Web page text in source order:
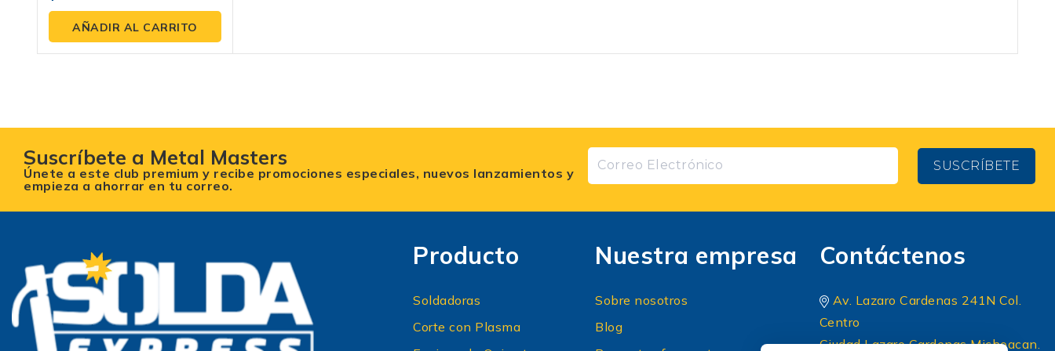
fuera
5
AÑADIR AL CARRITO
Suscríbete a Metal Masters
Únete a este club premium y recibe promociones especiales, nuevos lanzamientos y
empieza a ahorrar en tu correo.
SUSCRÍBETE
Producto
Soldadoras
Corte con Plasma
Nuestra empresa
Sobre nosotros
Blog
Contáctenos
Av. Lazaro Cardenas 241N Col.
Centro
Ciudad Lazaro Cardenas Michoacan.